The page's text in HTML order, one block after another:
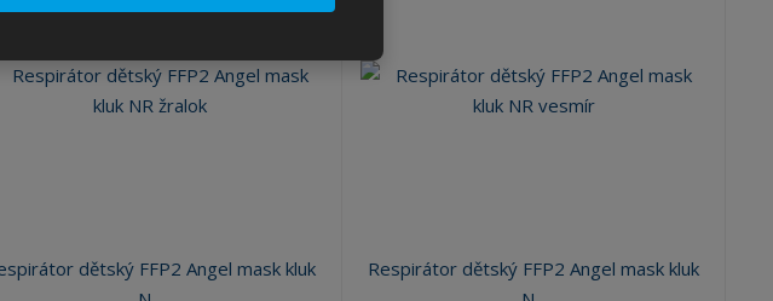
dětský FFP2 Angel mask kluk
Respirátor dětský FFP2 Angel mask kluk